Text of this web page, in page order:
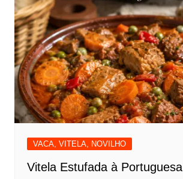
VACA, VITELA, NOVILHO
Vitela Estufada à Portuguesa